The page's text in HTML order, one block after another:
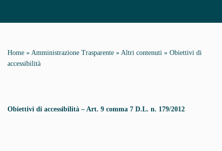
Home » Amministrazione Trasparente » Altri contenuti » Obiettivi di
accessibilità
Obiettivi di accessibilità – Art. 9 comma 7 D.L. n. 179/2012